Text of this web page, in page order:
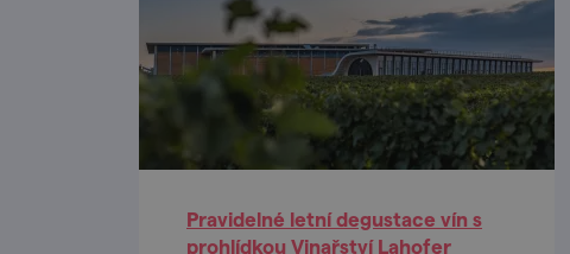
Pravidelné letní degustace vín s
prohlídkou Vinařství Lahofer